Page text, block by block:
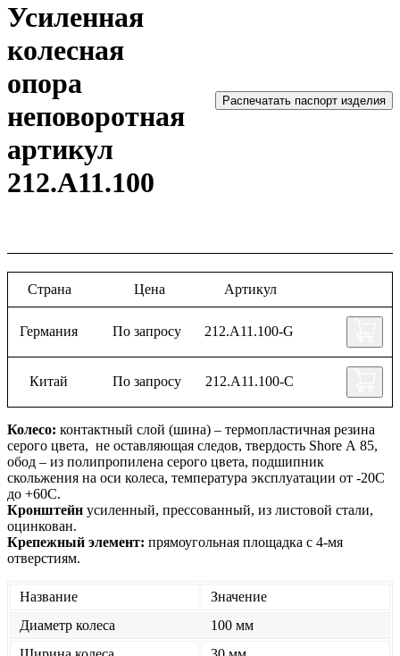
Усиленная
колесная
опора
неповоротная
артикул
212.А11.100
Распечатать паспорт изделия
Колесо: контактный слой (шина) – термопластичная резина
серого цвета, не оставляющая следов, твердость Shore А 85,
обод – из полипропилена серого цвета, подшипник
скольжения на оси колеса, температура эксплуатации от -20С
до +60С.
Кронштейн усиленный, прессованный, из листовой стали,
оцинкован.
Крепежный элемент: прямоугольная площадка с 4-мя
отверстиям.
Название
Значение
Диаметр колеса
100 мм
Страна Цена Артикул
Германия По запросу 212.А11.100-G
Китай По запросу 212.А11.100-C